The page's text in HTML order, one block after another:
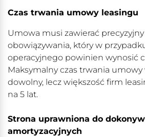
Czas trwania umowy leasingu
Umowa musi zawierać
obowiązywania, który w
operacyjnego powinien wynosić
Maksymalny czas trwania
dowolny, lecz większość firm
na 5 lat.
Strona uprawniona do
amortyzacyjnych